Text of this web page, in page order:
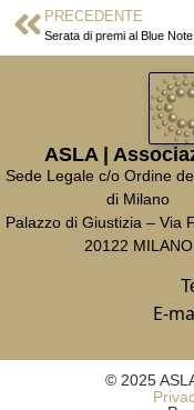
PRECEDENTE
Serata di premi al Blue Note
ASLA |
Sede Legale c/o Ordine
di Milano
Palazzo di Giustizia – Via
20122 MILANO
E-
© 2025